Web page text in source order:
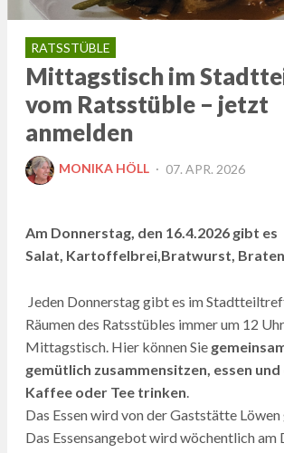
RATSSTÜBLE
Mittagstisch im
vom Ratsstüble – jetzt
anmelden
MONIKA HÖLL
POSTED
07. APR. 2026
Am Donnerstag, den 16.4.2026 gibt es
Salat, Kartoffelbrei,Bratwurst,
Jeden Donnerstag gibt es im
Räumen des Ratsstübles immer um 12
Mittagstisch. Hier können Sie
gemütlich zusammensitzen, essen und
Kaffee oder Tee trinken
Das Essen wird von der Gaststätte
Das Essensangebot wird wöchentlich am